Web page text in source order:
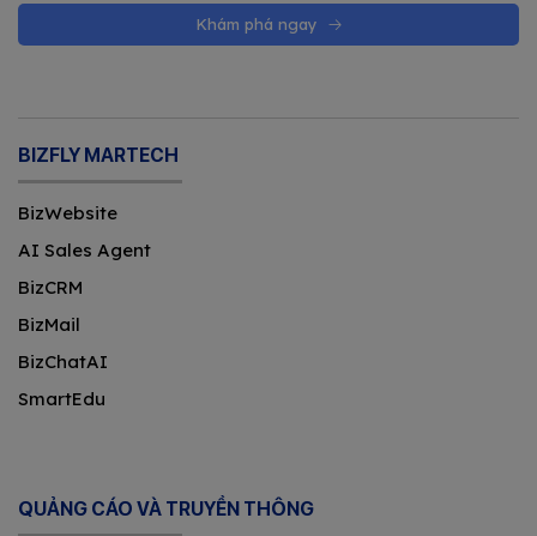
Khám phá ngay
BIZFLY MARTECH
BizWebsite
AI Sales Agent
BizCRM
BizMail
BizChatAI
SmartEdu
QUẢNG CÁO VÀ TRUYỀN THÔNG